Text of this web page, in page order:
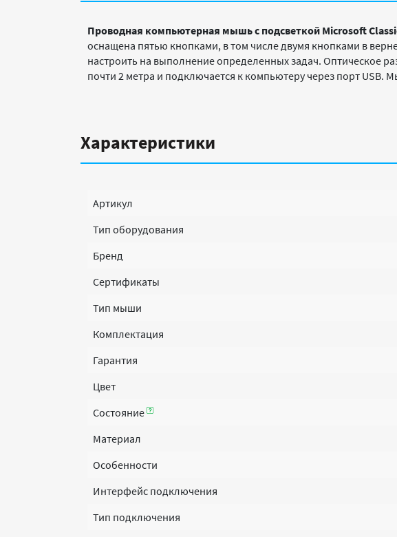
Проводная компьютерная мышь с подсветкой Microsoft
оснащена пятью кнопками, в том числе двумя кнопками в
настроить на выполнение определенных задач. Оптическое
почти 2 метра и подключается к компьютеру через порт
Характеристики
Артикул
Тип оборудования
Бренд
Сертификаты
Тип мыши
Комплектация
Гарантия
Цвет
Состояние
Материал
Особенности
Интерфейс подключения
Тип подключения